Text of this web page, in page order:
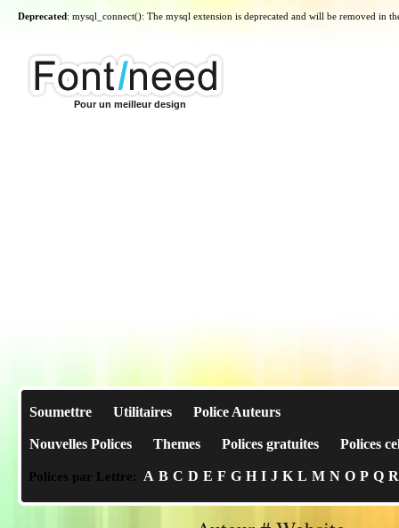
Deprecated: mysql_connect(): The mysql extension is deprecated and will be removed in
Pour un meilleur design
Soumettre Utilitaires Police Auteurs
Nouvelles Polices Themes Polices gratuites Polices
Polices par Lettre: A B C D E F G H I J K L M N O P Q R